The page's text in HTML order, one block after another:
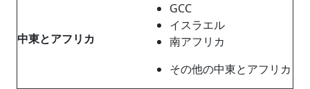
中東とアフリカ
GCC
イスラエル
南アフリカ
その他の中東とアフリカ